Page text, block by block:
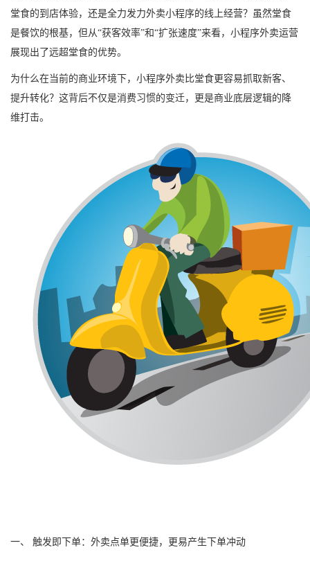
堂食的到店体验，还是全力发力外卖小程序的线上经营？虽然堂食
是餐饮的根基，但从“获客效率”和“扩张速度”来看，小程序外卖运营
展现出了远超堂食的优势。
为什么在当前的商业环境下，小程序外卖比堂食更容易抓取新客、
提升转化？这背后不仅是消费习惯的变迁，更是商业底层逻辑的降
维打击。
一、 触发即下单：外卖点单更便捷，更易产生下单冲动